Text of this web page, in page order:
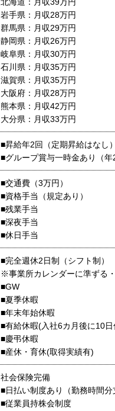
北海道：月収39万円
岩手県：月収28万円
群馬県：月収29万円
静岡県：月収26万円
岐阜県：月収30万円
石川県：月収35万円
滋賀県：月収35万円
大阪府：月収28万円
熊本県：月収42万円
大分県：月収33万円
■昇給年2回（定期昇給はなし）
■グループ賞与一時金あり（年2
■交通費（3万円）
■資格手当（規定あり）
■残業手当
■深夜手当
■休日手当
■完全週休2日制（シフト制）
※事業所カレンダーに準ずる
■GW
■夏季休暇
■年末年始休暇
■有給休暇(入社6カ月後に10日
■慶弔休暇
■産休・育休(取得実績有)
社会保険完備
■日払い制度あり（勤務時間
■従業員持株会制度